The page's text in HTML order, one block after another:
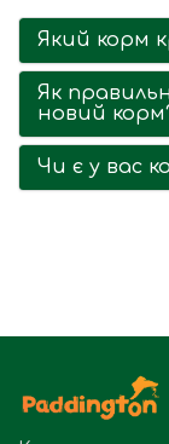
Який корм
Як
новий
Чи є у вас